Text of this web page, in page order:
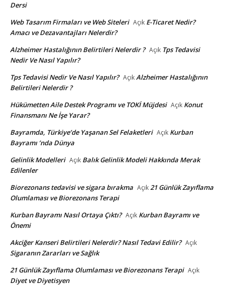
Dersi
Web Tasarım Firmaları ve Web Siteleri Açık E-Ticaret Nedir?
Amacı ve Dezavantajları Nelerdir?
Alzheimer Hastalığının Belirtileri Nelerdir ? Açık Tps Tedavisi
Nedir Ve Nasıl Yapılır?
Tps Tedavisi Nedir Ve Nasıl Yapılır? AçıkAlzheimer Hastalığının
Belirtileri Nelerdir ?
Hükümetten Aile Destek Programı ve TOKİ Müjdesi Açık Konut
Finansmanı Ne İşe Yarar?
Bayramda, Türkiye’de Yaşanan Sel Felaketleri Açık Kurban
Bayramı ’nda Dünya
Gelinlik Modelleri Açık Balık Gelinlik Modeli Hakkında Merak
Edilenler
Biorezonans tedavisi ve sigara bırakma Açık21 Günlük Zayıflama
Olumlaması ve Biorezonans Terapi
Kurban Bayramı Nasıl Ortaya Çıktı? Açık Kurban Bayramı ve
Önemi
Akciğer Kanseri Belirtileri Nelerdir? Nasıl Tedavi Edilir? Açık
Sigaranın Zararları ve Sağlık
21 Günlük Zayıflama Olumlaması ve Biorezonans Terapi Açık
Diyet ve Diyetisyen